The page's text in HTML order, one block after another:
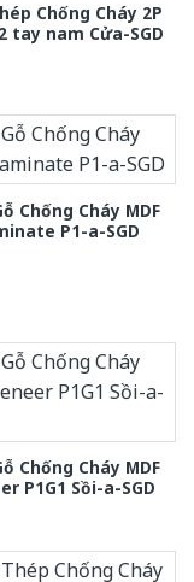
Chống Cháy 2P
tay nam Cửa-SGD
Chống Cháy MDF
P1-a-SGD
Chống Cháy MDF
P1G1 Sồi-a-SGD